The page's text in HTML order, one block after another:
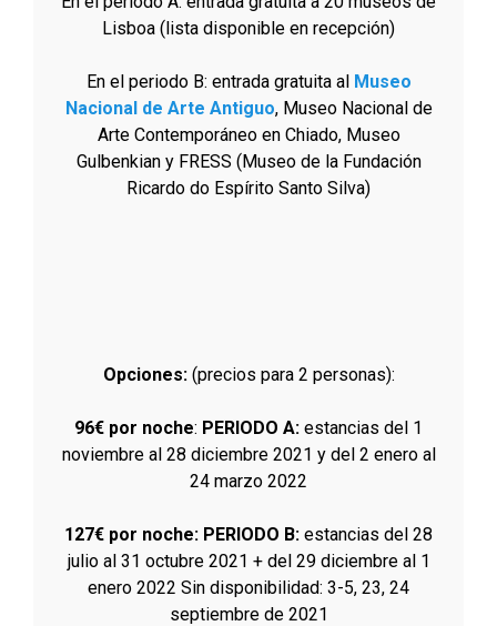
Lisboa (lista disponible en recepción)
En el periodo B: entrada gratuita alMuseo
Nacional de Arte Antiguo, Museo Nacional de
Arte Contemporáneo en Chiado, Museo
Gulbenkian y FRESS (Museo de la Fundación
Ricardo do Espírito Santo Silva)
Opciones:(precios para 2 personas):
96€ por noche: PERIODO A: estancias del 1
noviembre al 28 diciembre 2021 y del 2 enero al
24 marzo 2022
127€ por noche: PERIODO B: estancias del 28
julio al 31 octubre 2021 + del 29 diciembre al 1
enero 2022 Sin disponibilidad: 3-5, 23, 24
septiembre de 2021